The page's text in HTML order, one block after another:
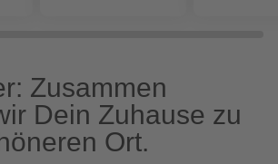
Zusammen
Dein Zuhause zu
Ort.